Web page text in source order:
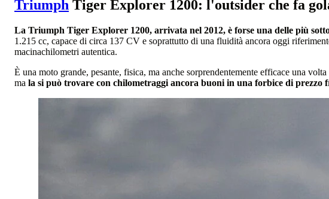
Triumph Tiger Explorer 1200: l'outsider che fa
La Triumph Tiger Explorer 1200, arrivata nel 2012, è forse una delle più
1.215 cc, capace di circa 137 CV e soprattutto di una fluidità ancora oggi
macinachilometri autentica.
È una moto grande, pesante, fisica, ma anche sorprendentemente efficace una
ma la si può trovare con chilometraggi ancora buoni in una forbice di prezzo